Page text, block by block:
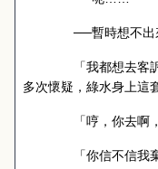
──暫時想不出
「我都想去客訴
多次懷疑，綠水身上這
「哼，你去啊，
「你信不信我棄